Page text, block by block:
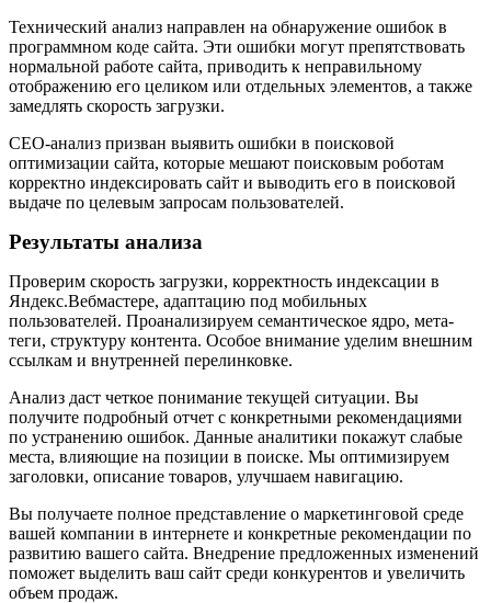
Технический анализ направлен на обнаружение ошибок в
программном коде сайта. Эти ошибки могут препятствовать
нормальной работе сайта, приводить к неправильному
отображению его целиком или отдельных элементов, а также
замедлять скорость загрузки.
СЕО-анализ призван выявить ошибки в поисковой
оптимизации сайта, которые мешают поисковым роботам
корректно индексировать сайт и выводить его в поисковой
выдаче по целевым запросам пользователей.
Результаты анализа
Проверим скорость загрузки, корректность индексации в
Яндекс.Вебмастере, адаптацию под мобильных
пользователей. Проанализируем семантическое ядро, мета-
теги, структуру контента. Особое внимание уделим внешним
ссылкам и внутренней перелинковке.
Анализ даст четкое понимание текущей ситуации. Вы
получите подробный отчет с конкретными рекомендациями
по устранению ошибок. Данные аналитики покажут слабые
места, влияющие на позиции в поиске. Мы оптимизируем
заголовки, описание товаров, улучшаем навигацию.
Вы получаете полное представление о маркетинговой среде
вашей компании в интернете и конкретные рекомендации по
развитию вашего сайта. Внедрение предложенных изменений
поможет выделить ваш сайт среди конкурентов и увеличить
объем продаж.